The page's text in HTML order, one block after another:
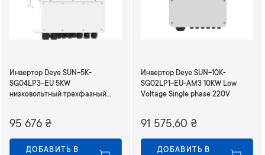
Инвертор Deye SUN-5K-
SG04LP3-EU 5KW
низковольтный трехфазный
95 676 ₴
ДОБАВИТЬ В
Инвертор Deye SUN-10K-
SG02LP1-EU-AM3 10KW Low
Voltage Single phase 220V
91 575,60 ₴
ДОБАВИТЬ В